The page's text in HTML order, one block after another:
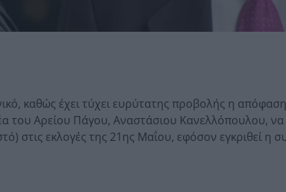
καθώς έχει τύχει ευρύτατης προβολής η
του Αρείου Πάγου, Αναστάσιου Κανελλόπουλου,
στις εκλογές της 21ης Μαΐου, εφόσον εγκριθεί η